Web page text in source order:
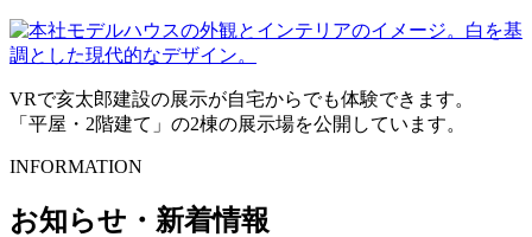
VRで亥太郎建設の展示が自宅からでも体験できます。
「平屋・2階建て」の2棟の展示場を公開しています。
INFORMATION
お知らせ・新着情報